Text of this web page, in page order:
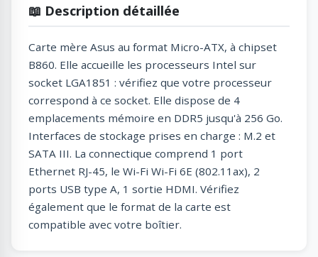
📖 Description détaillée
Carte mère Asus au format Micro-ATX, à chipset
B860. Elle accueille les processeurs Intel sur
socket LGA1851 : vérifiez que votre processeur
correspond à ce socket. Elle dispose de 4
emplacements mémoire en DDR5 jusqu'à 256 Go.
Interfaces de stockage prises en charge : M.2 et
SATA III. La connectique comprend 1 port
Ethernet RJ-45, le Wi-Fi Wi-Fi 6E (802.11ax), 2
ports USB type A, 1 sortie HDMI. Vérifiez
également que le format de la carte est
compatible avec votre boîtier.